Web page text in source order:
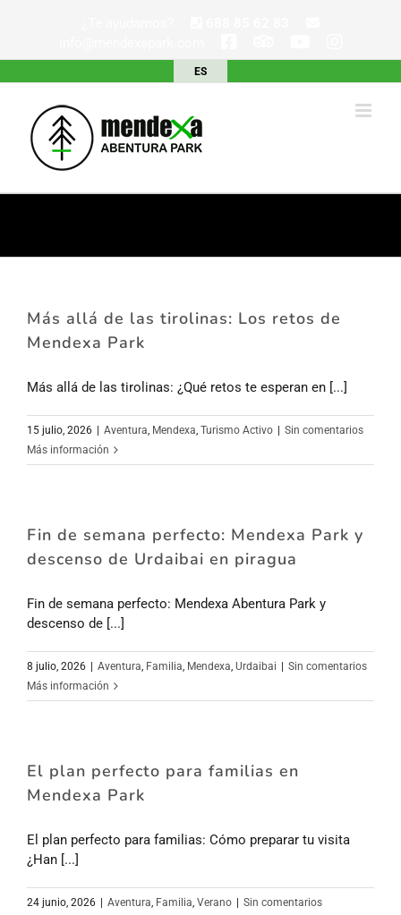
ES
Más allá de las tirolinas: Los retos de
Mendexa Park
Más allá de las tirolinas: ¿Qué retos te esperan en [...]
15 julio, 2026 Aventura, Mendexa, Turismo Activo
Sin comentarios
Más información
Fin de semana perfecto: Mendexa Park y
descenso de Urdaibai en piragua
Fin de semana perfecto: Mendexa Abentura Park y
descenso de [...]
8 julio, 2026 Aventura, Familia, Mendexa, Urdaibai
Sin comentarios
Más información
El plan perfecto para familias en
Mendexa Park
El plan perfecto para familias: Cómo preparar tu visita
¿Han [...]
24 junio, 2026 Aventura, Familia, Verano
Sin comentarios